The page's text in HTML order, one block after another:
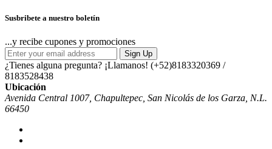
Susbribete a nuestro boletín
...y recibe cupones y promociones
Sign Up
¿Tienes alguna pregunta? ¡Llamanos! (+52)8183320369 /
8183528438
Ubicación
Avenida Central 1007, Chapultepec, San Nicolás de los Garza, N.L.
66450